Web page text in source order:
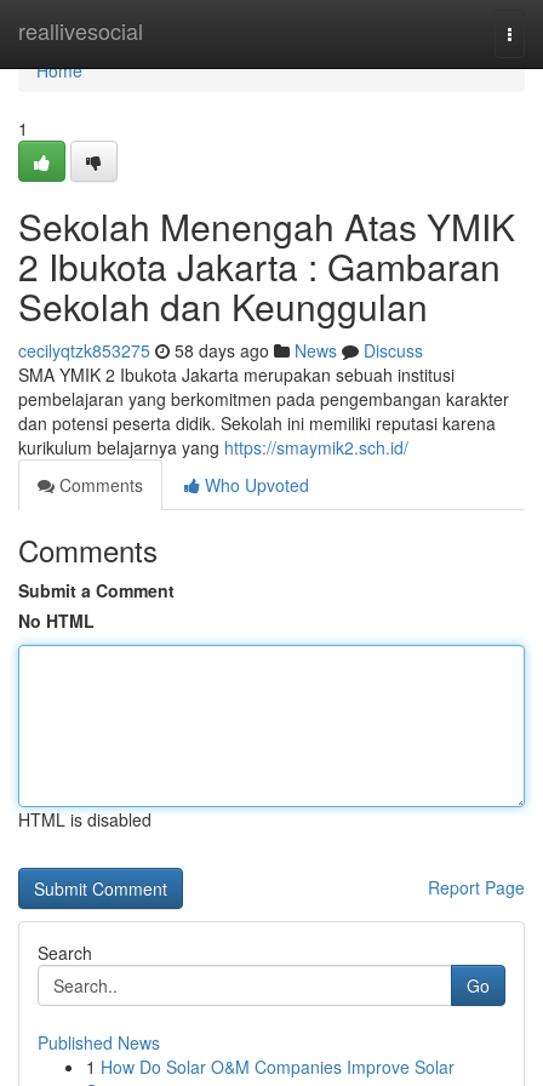
reallivesocial
Home
Home
1
Sekolah Menengah Atas YMIK
2 Ibukota Jakarta : Gambaran
Sekolah dan Keunggulan
cecilyqtzk853275 58 days ago News
Discuss
SMA YMIK 2 Ibukota Jakarta merupakan sebuah institusi
pembelajaran yang berkomitmen pada pengembangan karakter
dan potensi peserta didik. Sekolah ini memiliki reputasi karena
kurikulum belajarnya yang https://smaymik2.sch.id/
Comments
Who Upvoted
Comments
Submit a Comment
No HTML
HTML is disabled
Report Page
Search
Go
Published News
1 How Do Solar O&M Companies Improve Solar